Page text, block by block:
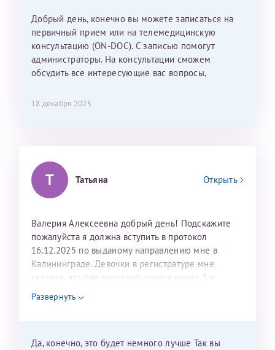
С ней общение было, как с давней знакомой, очень
лёгкое и простое. Вообще в данной клинике весь
персонал очень вежливый и чуткий, прям приятно
находиться. Мы собираемся туда ещё за вторым
ребёнком, и конечно же только к Ринату
26 июля 2026
Добрый день, конечно вы можете записаться на
первичный прием или на телемедицинскую
консультацию (ON-DOC). С записью помогут
администраторы. На консультации сможем
обсудить все интересующие вас вопросы,
18 декабря 2025
Т Татьяна Открыть
Валерия Алексеевна добрый день! Подскажите
пожалуйста я должна вступить в протокол
16.12.2025 по выданому направлению мне в
Калининграде. Девочки в регистратуре мне
сказали, что сам протокол длится около 3-х
недель и 3 недели я должна находится в Питере.
Можно мне новый год провести в Калининграде и
Развернуть
Да, конечно, это будет немного лучше Так вы